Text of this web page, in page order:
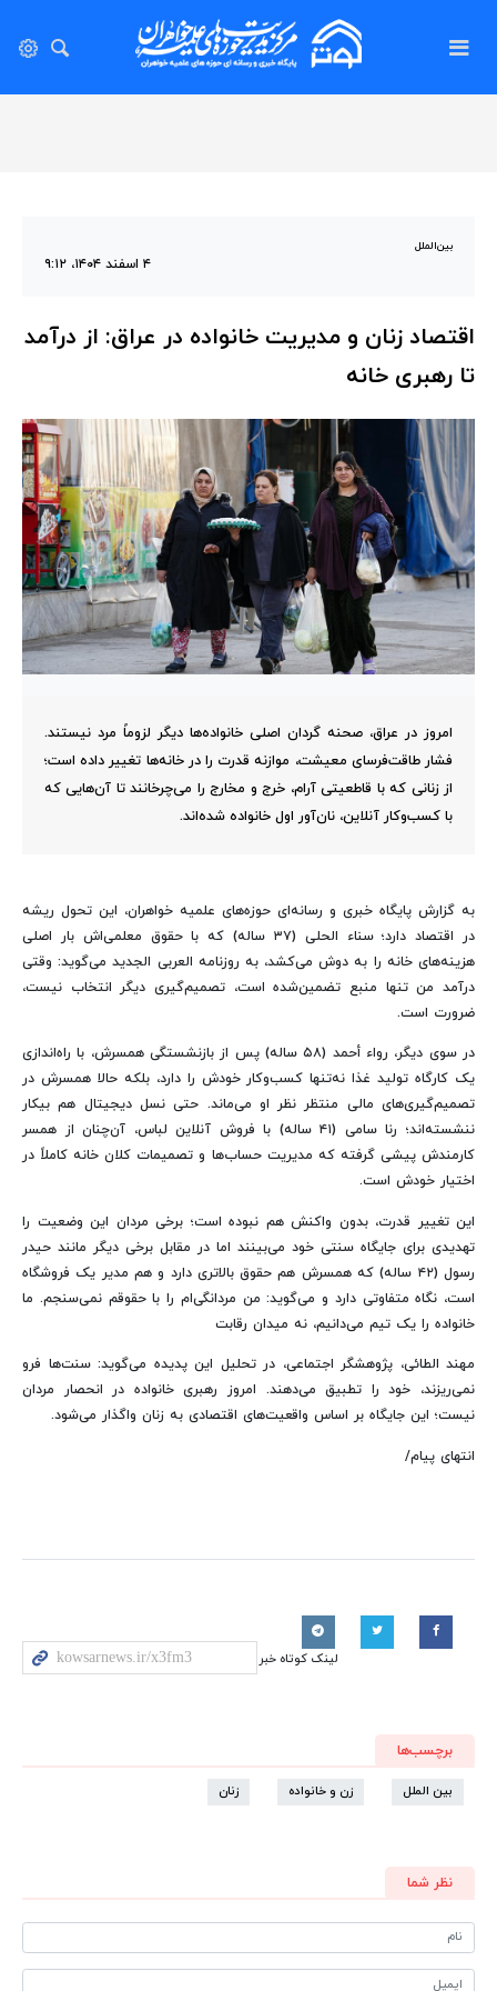
بین‌الملل
۴ اسفند ۱۴۰۴، ۹:۱۲
اقتصاد زنان و مدیریت خانواده در عراق: از درآمد
تا رهبری خانه
امروز در عراق، صحنه گردان اصلی خانواده‌ها دیگر لزوماً مرد نیستند.
فشار طاقت‌فرسای معیشت، موازنه قدرت را در خانه‌ها تغییر داده است؛
از زنانی که با قاطعیتی آرام، خرج و مخارج را می‌چرخانند تا آن‌هایی که
با کسب‌وکار آنلاین، نان‌آور اول خانواده شده‌اند.
به گزارش پایگاه خبری و رسانه‌ای حوزه‌های علمیه خواهران، این تحول ریشه
در اقتصاد دارد؛ سناء الحلی (۳۷ ساله) که با حقوق معلمی‌اش بار اصلی
هزینه‌های خانه را به دوش می‌کشد، به روزنامه العربی الجدید می‌گوید: وقتی
درآمد من تنها منبع تضمین‌شده است، تصمیم‌گیری دیگر انتخاب نیست،
ضرورت است.
در سوی دیگر، رواء أحمد (۵۸ ساله) پس از بازنشستگی همسرش، با راه‌اندازی
یک کارگاه تولید غذا نه‌تنها کسب‌وکار خودش را دارد، بلکه حالا همسرش در
تصمیم‌گیری‌های مالی منتظر نظر او می‌ماند. حتی نسل دیجیتال هم بیکار
ننشسته‌اند؛ رنا سامی (۴۱ ساله) با فروش آنلاین لباس، آن‌چنان از همسر
کارمندش پیشی گرفته که مدیریت حساب‌ها و تصمیمات کلان خانه کاملاً در
اختیار خودش است.
این تغییر قدرت، بدون واکنش هم نبوده است؛ برخی مردان این وضعیت را
تهدیدی برای جایگاه سنتی خود می‌بینند اما در مقابل برخی دیگر مانند حیدر
رسول (۴۲ ساله) که همسرش هم حقوق بالاتری دارد و هم مدیر یک فروشگاه
است، نگاه متفاوتی دارد و می‌گوید: من مردانگی‌ام را با حقوقم نمی‌سنجم. ما
خانواده را یک تیم می‌دانیم، نه میدان رقابت
مهند الطائی، پژوهشگر اجتماعی، در تحلیل این پدیده می‌گوید: سنت‌ها فرو
نمی‌ریزند، خود را تطبیق می‌دهند. امروز رهبری خانواده در انحصار مردان
نیست؛ این جایگاه بر اساس واقعیت‌های اقتصادی به زنان واگذار می‌شود.
انتهای پیام/
لینک کوتاه خبر
برچسب‌ها
بین الملل زن و خانواده زنان
نظر شما